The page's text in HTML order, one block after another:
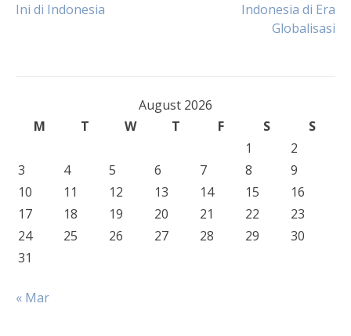
navigation
Ini di Indonesia
Indonesia di Era
Globalisasi
August 2026
M
T W T F S
S
1
2
3
4 5 6 7 8
9
10
11 12 13 14 15
16
17
18 19 20 21 22
23
24
25 26 27 28 29
30
31
« Mar